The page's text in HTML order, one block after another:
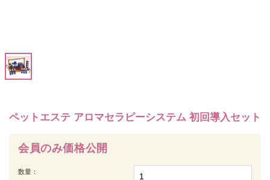
ペットエステ アロマセラピーシステム 初回導入セット
会員のみ価格公開
数量：